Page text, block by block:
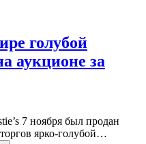
голубой
аукционе за
7 ноября был продан
ярко-голубой…